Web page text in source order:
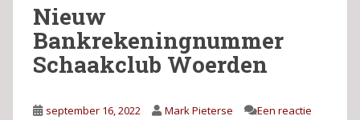
Nieuw
Bankrekeningnummer
Schaakclub Woerden
september 16, 2022 Mark Pieterse
Een reactie